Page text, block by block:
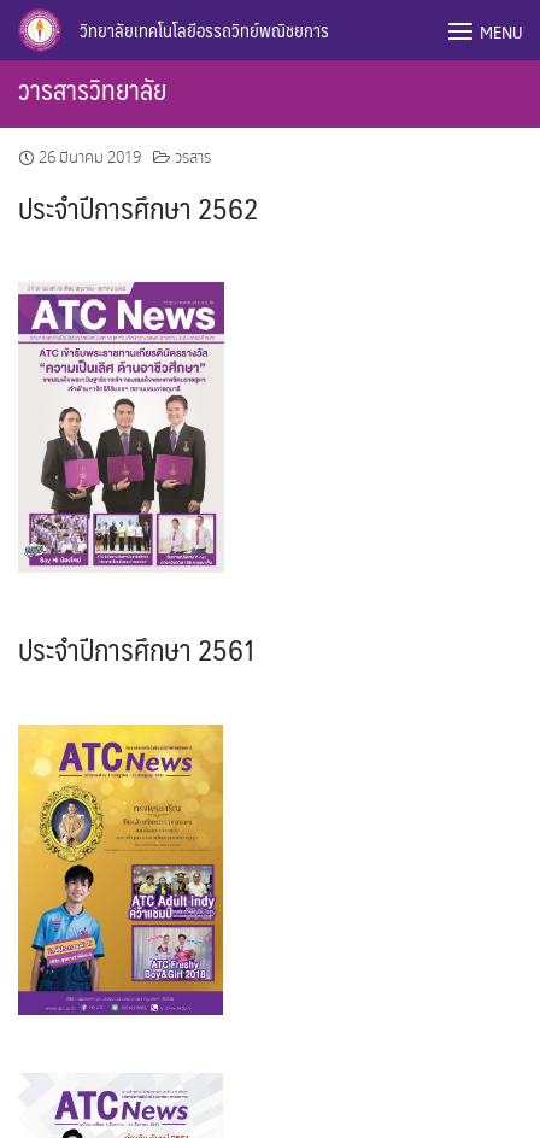
Skip
วิทยาลัยเทคโนโลยีอรรถวิทย์พณิชยการ MENU
วารสารวิทยาลัย
26 มีนาคม 2019 วรสาร
ประจำปีการศึกษา 2562
ประจำปีการศึกษา 2561